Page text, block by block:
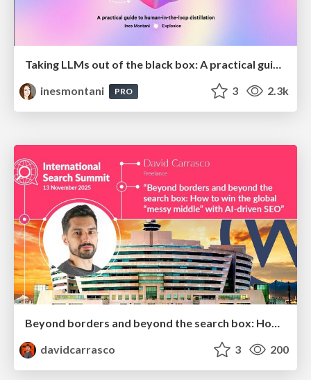
Taking LLMs out of the black box: A practical guide to human-in-the-loop distillation
inesmontani
PRO 3 2.3k
davidcarrasco
3 200